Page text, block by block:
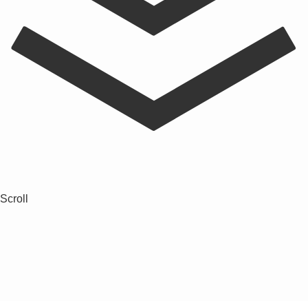
Scroll